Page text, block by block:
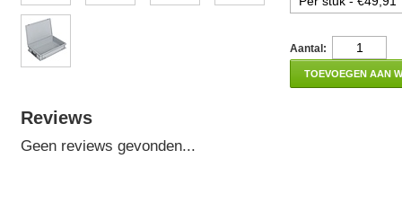
Aantal:
TOEVOEGEN AAN
Reviews
Geen reviews gevonden...